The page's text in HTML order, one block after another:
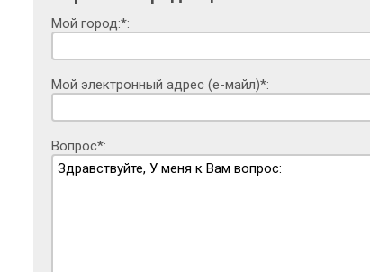
Мой город:*:
Мой электронный адрес (е-майл)*:
Вопрос*: